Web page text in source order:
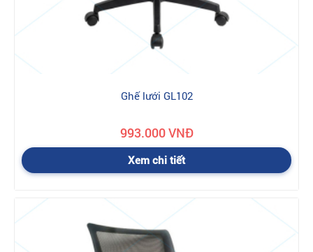
Ghế lưới GL102
993.000 VNĐ
Xem chi tiết